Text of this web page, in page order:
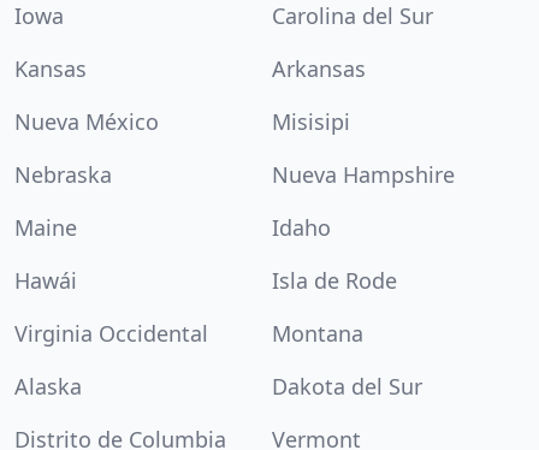
Iowa
Carolina del Sur
Kansas
Arkansas
Nueva México
Misisipi
Nebraska
Nueva Hampshire
Maine
Idaho
Hawái
Isla de Rode
Virginia Occidental
Montana
Alaska
Dakota del Sur
Distrito de Columbia
Vermont